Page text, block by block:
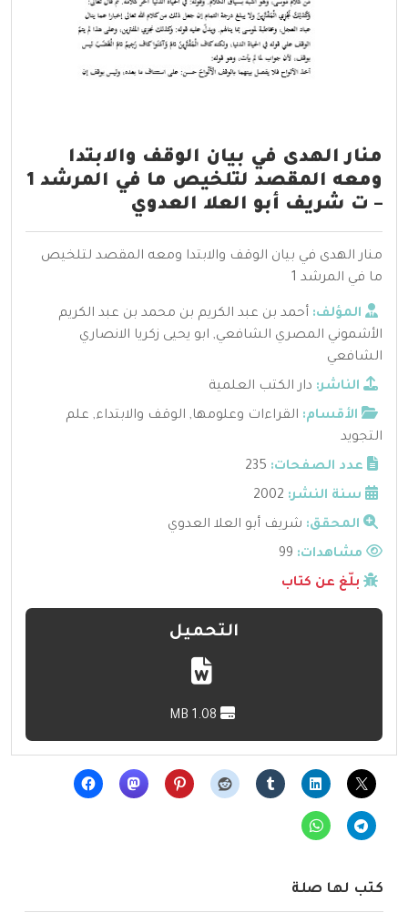
منار الهدى في بيان الوقف والابتدا
ومعه المقصد لتلخيص ما في المرشد 1
– ت شريف أبو العلا العدوي
منار الهدى في بيان الوقف والابتدا ومعه المقصد لتلخيص
ما في المرشد 1
المؤلف: أحمد بن عبد الكريم بن محمد بن عبد الكريم
الأشموني المصري الشافعي, ابو يحيى زكريا الانصاري
الشافعي
الناشر: دار الكتب العلمية
الأقسام: القراءات وعلومها, الوقف والابتداء, علم
التجويد
عدد الصفحات: 235
سنة النشر: 2002
المحقق: شريف أبو العلا العدوي
مشاهدات:
بلّغ عن كتاب
التحميل
كتب لها صلة